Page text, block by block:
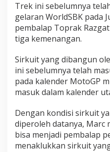
Trek ini sebelumnya
gelaran WorldSBK pada
pembalap Toprak
tiga kemenangan.
Sirkuit yang dibangun
ini sebelumnya telah
pada kalender MotoGP
masuk dalam kalender
Dengan kondisi sirkuit
diperoleh datanya,
bisa menjadi pembalap
menaklukkan sirkuit